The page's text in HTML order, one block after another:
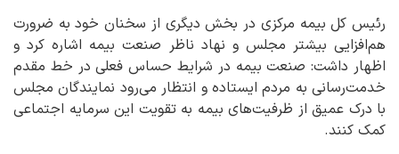
رئیس کل بیمه مرکزی در بخش دیگری از سخنان خود به ضرورت
هم‌افزایی بیشتر مجلس و نهاد ناظر صنعت بیمه اشاره کرد و
اظهار داشت: صنعت بیمه در شرایط حساس فعلی در خط مقدم
خدمت‌رسانی به مردم ایستاده و انتظار می‌رود نمایندگان مجلس
با درک عمیق‌ از ظرفیت‌های بیمه به تقویت این سرمایه اجتماعی
کمک کنند.